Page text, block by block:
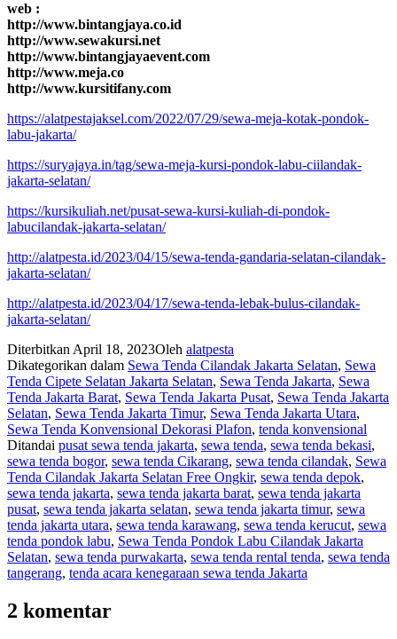
web :
http://www.bintangjaya.co.id
http://www.sewakursi.net
http://www.bintangjayaevent.com
http://www.meja.co
http://www.kursitifany.com
https://alatpestajaksel.com/2022/07/29/sewa-meja-kotak-pondok-
labu-jakarta/
https://suryajaya.in/tag/sewa-meja-kursi-pondok-labu-ciilandak-
jakarta-selatan/
https://kursikuliah.net/pusat-sewa-kursi-kuliah-di-pondok-
labucilandak-jakarta-selatan/
http://alatpesta.id/2023/04/15/sewa-tenda-gandaria-selatan-cilandak-
jakarta-selatan/
http://alatpesta.id/2023/04/17/sewa-tenda-lebak-bulus-cilandak-
jakarta-selatan/
Diterbitkan April 18, 2023Oleh alatpesta
Dikategorikan dalam Sewa Tenda Cilandak Jakarta Selatan, Sewa
Tenda Cipete Selatan Jakarta Selatan, Sewa Tenda Jakarta, Sewa
Tenda Jakarta Barat, Sewa Tenda Jakarta Pusat, Sewa Tenda Jakarta
Selatan, Sewa Tenda Jakarta Timur, Sewa Tenda Jakarta Utara,
Sewa Tenda Konvensional Dekorasi Plafon, tenda konvensional
Ditandai pusat sewa tenda jakarta, sewa tenda, sewa tenda bekasi,
sewa tenda bogor, sewa tenda Cikarang, sewa tenda cilandak, Sewa
Tenda Cilandak Jakarta Selatan Free Ongkir, sewa tenda depok,
sewa tenda jakarta, sewa tenda jakarta barat, sewa tenda jakarta
pusat, sewa tenda jakarta selatan, sewa tenda jakarta timur, sewa
tenda jakarta utara, sewa tenda karawang, sewa tenda kerucut, sewa
tenda pondok labu, Sewa Tenda Pondok Labu Cilandak Jakarta
Selatan, sewa tenda purwakarta, sewa tenda rental tenda, sewa tenda
tangerang, tenda acara kenegaraan sewa tenda Jakarta
2 komentar